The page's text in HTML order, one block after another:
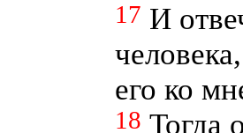
17 И
его ко
18 Тогда